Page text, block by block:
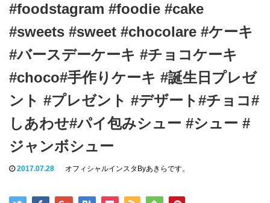
#foodstagram #foodie #cake
#sweets #sweet #chocolare #ケーキ
#バースデーケーキ #チョコケーキ
#choco#手作りケーキ #誕生日プレゼ
ント #プレゼント #デザート#チョコ#
しあわせ#パイ包みシュー #シュー #
ジャンボシュー
2017.07.28 オフィシャルインスタByあきらです。